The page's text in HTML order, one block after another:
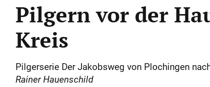
Pilgern vor der
Kreis
Pilgerserie Der Jakobsweg von Plochingen
Rainer Hauenschild